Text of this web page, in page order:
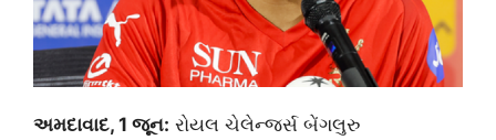
અમદાવાદ, 1 જૂન: રોયલ ચેલેન્જર્સ બેંગલુરુ